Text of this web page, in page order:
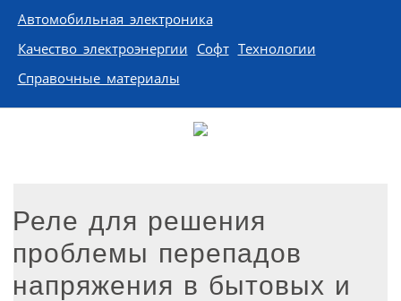
Автомобильная электроника
Качество электроэнергии Софт Технологии
Справочные материалы
Реле для решения
проблемы перепадов
напряжения в бытовых и